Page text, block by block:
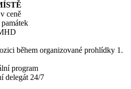
ceně
během organizované prohlídky 1.
program
delegát 24/7